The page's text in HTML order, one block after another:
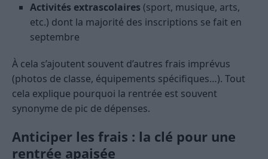
Activités extrascolaires (sport, musique, arts,
etc.) dont la majorité des inscriptions se fait en
septembre
À cela s’ajoutent souvent d’autres frais imprévus
(photos de classe, équipements spécifiques…). Tout
cela explique pourquoi la rentrée est souvent
synonyme de pic de dépenses.
Anticiper les frais : la clé pour une
rentrée apaisée